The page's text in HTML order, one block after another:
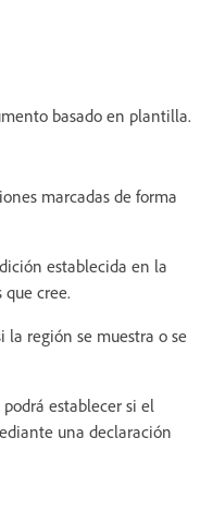
basado en plantilla.
marcadas de forma
establecida en la
cree.
la región se muestra o se
establecer si el
una declaración